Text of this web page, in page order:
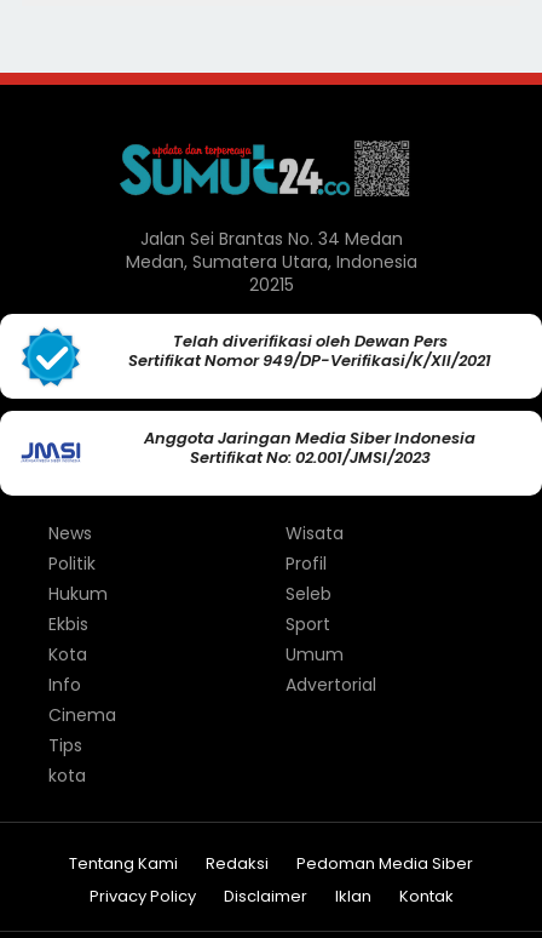
Jalan Sei Brantas No. 34 Medan
Medan, Sumatera Utara, Indonesia
20215
Telah diverifikasi oleh Dewan Pers
Sertifikat Nomor 949/DP-Verifikasi/K/XII/2021
Anggota Jaringan Media Siber Indonesia
Sertifikat No: 02.001/JMSI/2023
News
Politik
Hukum
Ekbis
Kota
Info
Wisata
Profil
Seleb
Sport
Umum
Advertorial
Cinema
Tips
kota
Tentang Kami Redaksi
Pedoman Media Siber
Privacy Policy
Disclaimer Iklan Kontak